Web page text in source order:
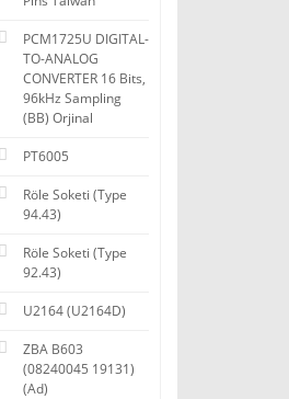
PCM1725U DIGITAL-
TO-ANALOG
CONVERTER 16 Bits,
96kHz Sampling
(BB) Orjinal
PT6005
Röle Soketi (Type
94.43)
Röle Soketi (Type
92.43)
U2164 (U2164D)
ZBA B603
(08240045 19131)
(Ad)